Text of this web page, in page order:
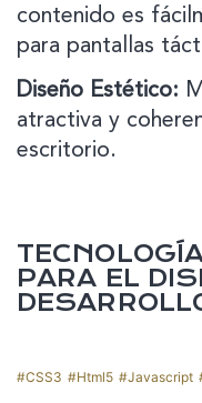
contenido es
para pantallas
Diseño Estético:
atractiva y
escritorio.
PARA EL
CSS3 Html5 Javascript